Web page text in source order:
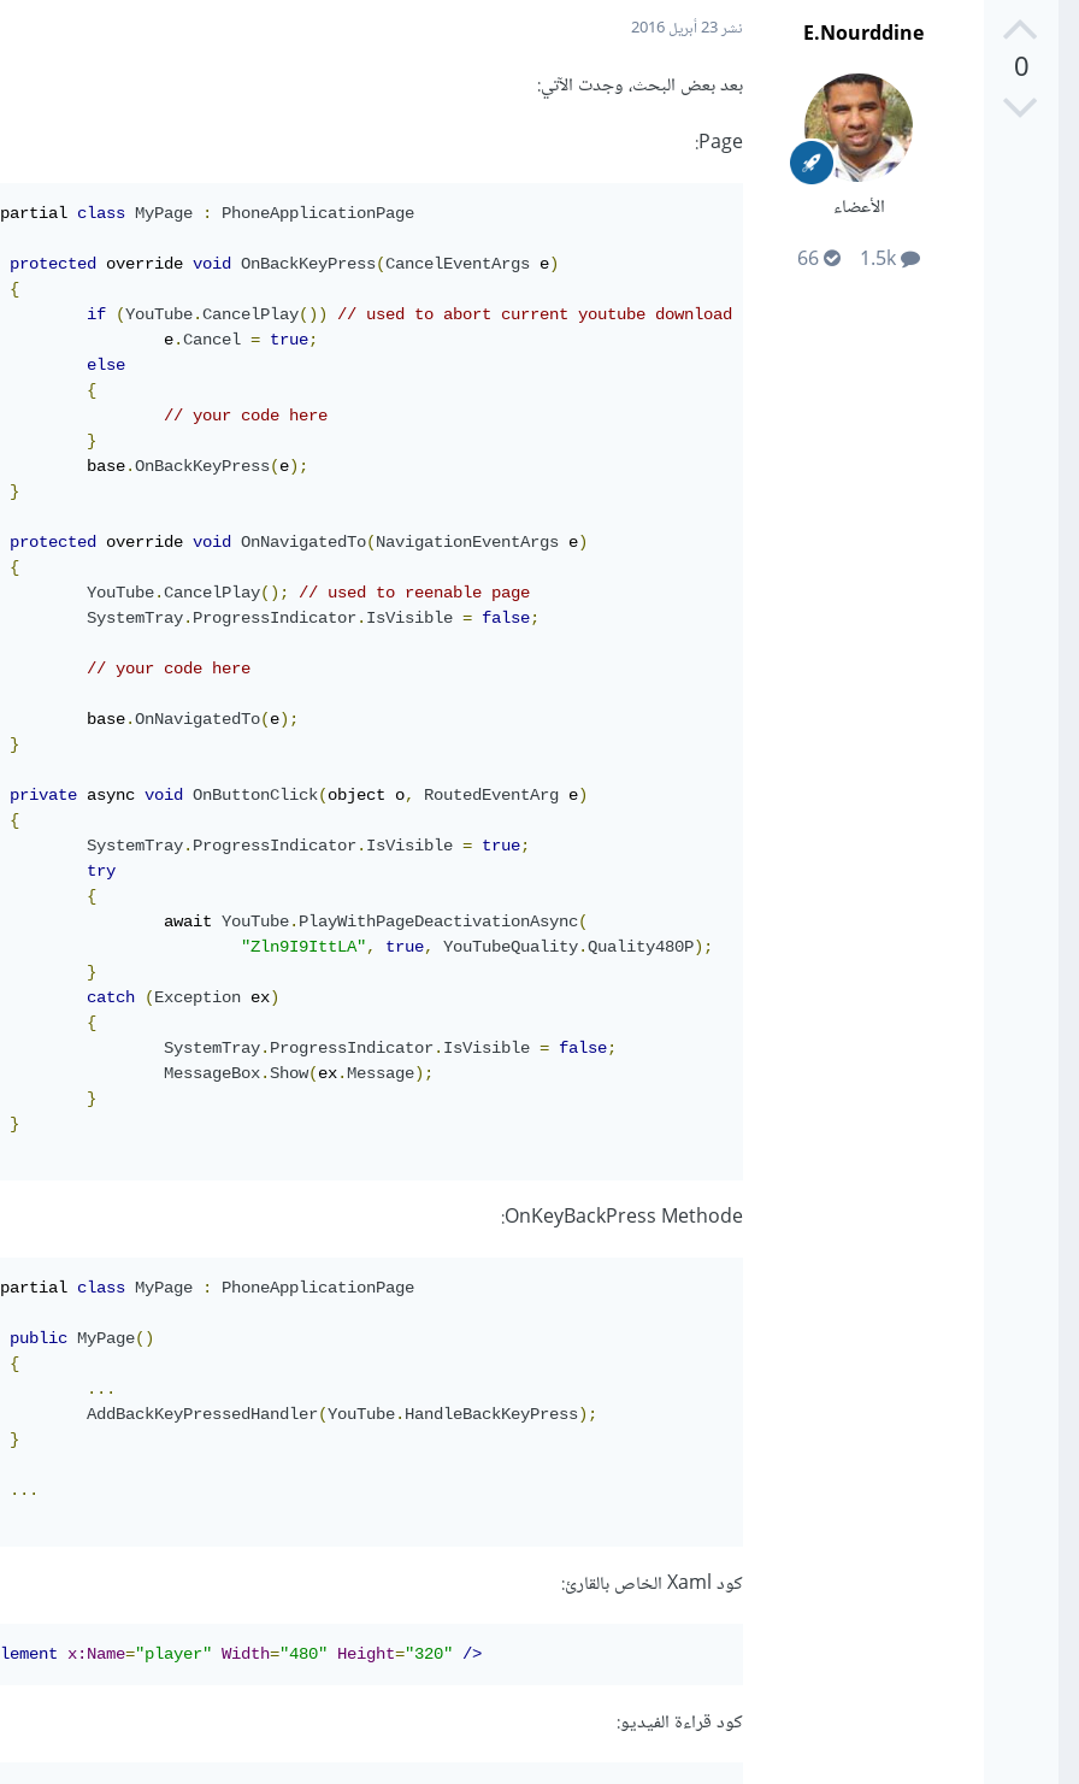
0
E.Nourddine
الأعضاء
نشر23 أبريل 2016
بعد بعض البحث، وجدت الآتي:
Page:
class MyPage : PhoneApplicationPage
protected override void OnBackKeyPress(CancelEventArgs e)
{
if
(YouTube.CancelPlay())
// used to abort current youtube download
			e
.Cancel = true;
else
{
// your code here
}
		base
.OnBackKeyPress(e);
}
protected override void OnNavigatedTo(NavigationEventArgs e)
{
YouTube.CancelPlay();
// used to reenable page
SystemTray. ProgressIndicator. IsVisible = false;
// your code here
		base
.OnNavigatedTo(e);
}
private async void OnButtonClick(object o, RoutedEventArg e)
{
SystemTray. ProgressIndicator. IsVisible = true;
try
{
			await
YouTube. PlayWithPageDeactivationAsync(
"Zln9I9IttLA", true, YouTubeQuality.Quality480P);
}
catch
(Exception ex)
{
SystemTray. ProgressIndicator. IsVisible = false;
MessageBox.Show(ex.Message);
}
}
OnKeyBackPress Methode:
class MyPage : PhoneApplicationPage
public MyPage()
{
...
AddBackKeyPressedHandler(YouTube. HandleBackKeyPress);
}
...
كود Xaml الخاص بالقارئ:
x:Name="player" Width="480" Height="320" />
كود قراءة الفيديو: